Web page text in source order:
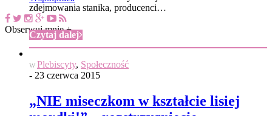
Obserwuj mnie +
zdejmowania stanika, producenci…
Czytaj dalej
W Plebiscyty, Społeczność
- 23 czerwca 2015
„NIE miseczkom w kształcie lisiej